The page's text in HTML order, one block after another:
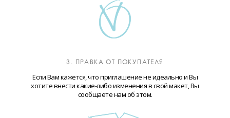
3. ПРАВКА ОТ ПОКУПАТЕЛЯ
Если Вам кажется, что приглашение не идеально и Вы
хотите внести какие-либо изменения в свой макет, Вы
сообщаете нам об этом.